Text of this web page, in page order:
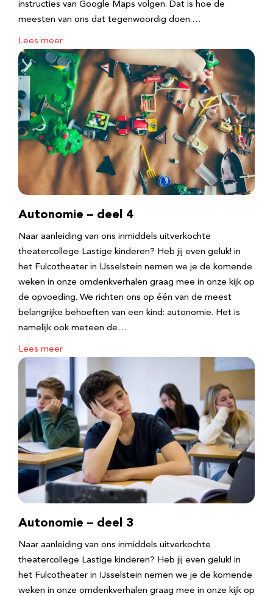
instructies van Google Maps volgen. Dat is hoe de
meesten van ons dat tegenwoordig doen.…
Lees meer
Autonomie – deel 4
Naar aanleiding van ons inmiddels uitverkochte
theatercollege Lastige kinderen? Heb jij even geluk! in
het Fulcotheater in IJsselstein nemen we je de komende
weken in onze omdenkverhalen graag mee in onze kijk op
de opvoeding. We richten ons op één van de meest
belangrijke behoeften van een kind: autonomie. Het is
namelijk ook meteen de…
Lees meer
Autonomie – deel 3
Naar aanleiding van ons inmiddels uitverkochte
theatercollege Lastige kinderen? Heb jij even geluk! in
het Fulcotheater in IJsselstein nemen we je de komende
weken in onze omdenkverhalen graag mee in onze kijk op